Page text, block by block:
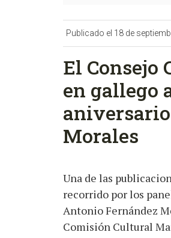
Publicado el 18 de
El Consejo
en gallego
Morales
Una de las
recorrido por los
Antonio Fernández
Comisión Cultural